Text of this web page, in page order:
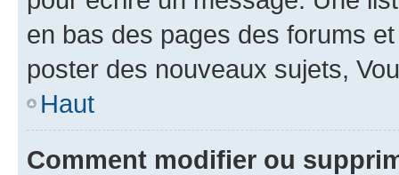
en bas des pages des forums
poster des nouveaux sujets,
Haut
Comment modifier ou